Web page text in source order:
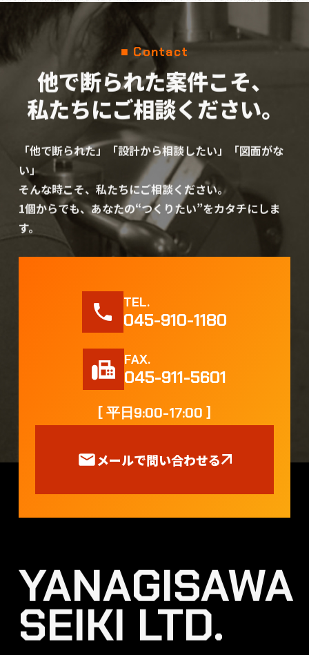
■ Contact
他で断られた案件こそ、
私たちにご相談ください。
「他で断られた」「設計から相談したい」「図面がな
い」
そんな時こそ、私たちにご相談ください。
1個からでも、あなたの“つくりたい”をカタチにしま
す。
TEL.
045-910-1180
FAX.
045-911-5601
[ 平日9:00-17:00 ]
メールで問い合わせる
YANAGISAWA
SEIKI LTD.